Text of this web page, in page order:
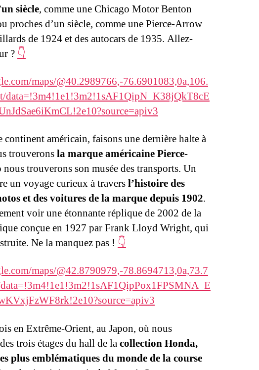
siècle, comme une Chicago Motor Benton
proches d’un siècle, comme une Pierce-Arrow
de 1924 et des autocars de 1935. Allez-
? 👇
maps/@40.2989766,-76.6901083,0a,106.
data=!3m4!1e1!3m2!1sAF1QipN_K38jQkT8cE
américain, faisons une dernière halte à
trouveronsla marque américaine Pierce-
trouverons son musée des transports. Un
un voyage curieux à traversl’histoire des
et des voitures de la marque depuis 1902.
voir une étonnante réplique de 2002 de la
conçue en 1927 par Frank Lloyd Wright, qui
Ne la manquez pas ! 👇
maps/@42.8790979,-78.8694713,0a,73.7
en Extrême-Orient, au Japon, où nous
trois étages du hall de lacollection Honda,
plus emblématiques du monde de la course